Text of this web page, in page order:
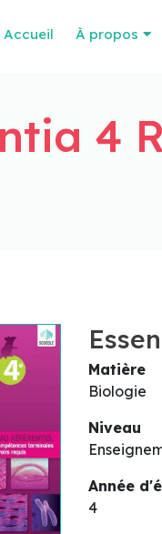
Accueil À propos
4
Matière
Biologie
Niveau
Année
4